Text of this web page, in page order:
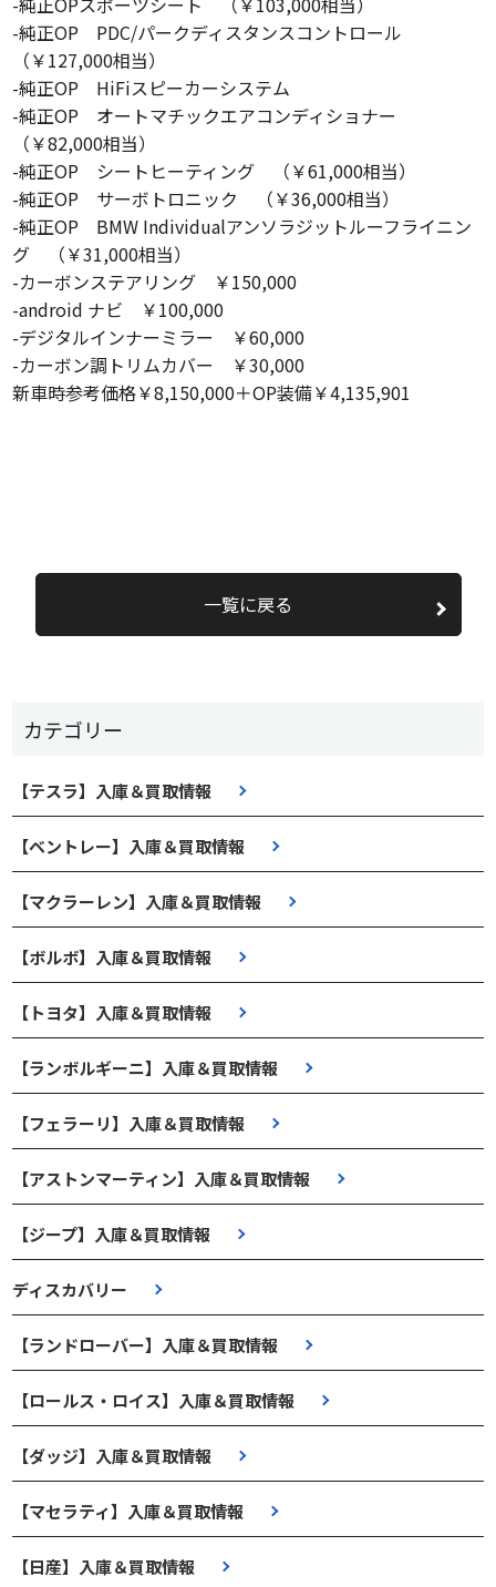
カテゴリー
【テスラ】入庫＆買取情報
【ベントレー】入庫＆買取情報
【マクラーレン】入庫＆買取情報
【ボルボ】入庫＆買取情報
【トヨタ】入庫＆買取情報
【ランボルギーニ】入庫＆買取情報
【フェラーリ】入庫＆買取情報
【アストンマーティン】入庫＆買取情報
【ジープ】入庫＆買取情報
ディスカバリー
【ランドローバー】入庫＆買取情報
【ロールス・ロイス】入庫＆買取情報
【ダッジ】入庫＆買取情報
【マセラティ】入庫＆買取情報
【日産】入庫＆買取情報
-純正OP PDC/パークディスタンスコントロール
（￥127,000相当）
-純正OP HiFiスピーカーシステム
-純正OP オートマチックエアコンディショナー
（￥82,000相当）
-純正OP シートヒーティング （￥61,000相当）
-純正OP サーボトロニック （￥36,000相当）
-純正OP BMW Individualアンソラジットルーフライニン
グ （￥31,000相当）
-カーボンステアリング ￥150,000
-android ナビ ￥100,000
-デジタルインナーミラー ￥60,000
-カーボン調トリムカバー ￥30,000
新車時参考価格￥8,150,000＋OP装備￥4,135,901
一覧に戻る